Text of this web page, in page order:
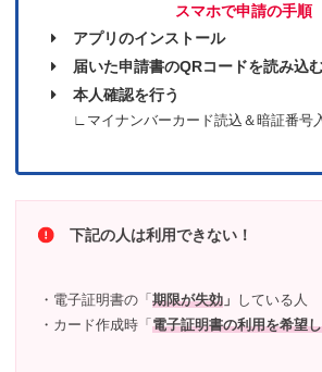
スマホで申請の手順
アプリのインストール
届いた申請書のQRコードを読み込
本人確認を行う
∟マイナンバーカード読込＆暗証番号
下記の人は利用できない！
・電子証明書の「 期限が失効 」
している人
・カード作成時「 電子証明書の利用を希望